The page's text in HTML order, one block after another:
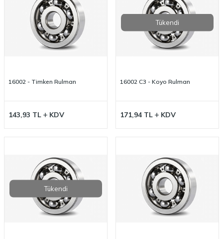
16002 - Timken Rulman
143,93 TL KDV
Tükendi
16002 C3 - Koyo Rulman
171,94 TL KDV
Tükendi